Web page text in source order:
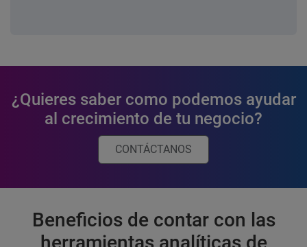
¿Quieres saber como podemos ayudar
al crecimiento de tu negocio?
CONTÁCTANOS
Beneficios de contar con las